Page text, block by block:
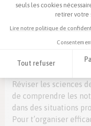
seuls les cookies
retirer votre
Lire notre politique de
Tout refuser
Axeptio consent
Plateforme de Gestion du
Notre plateforme vous
Les erreurs les plus
avec la question ou de
Révise ton
avec
Réviser les sciences
de comprendre les
dans des situations
Pour t’organiser